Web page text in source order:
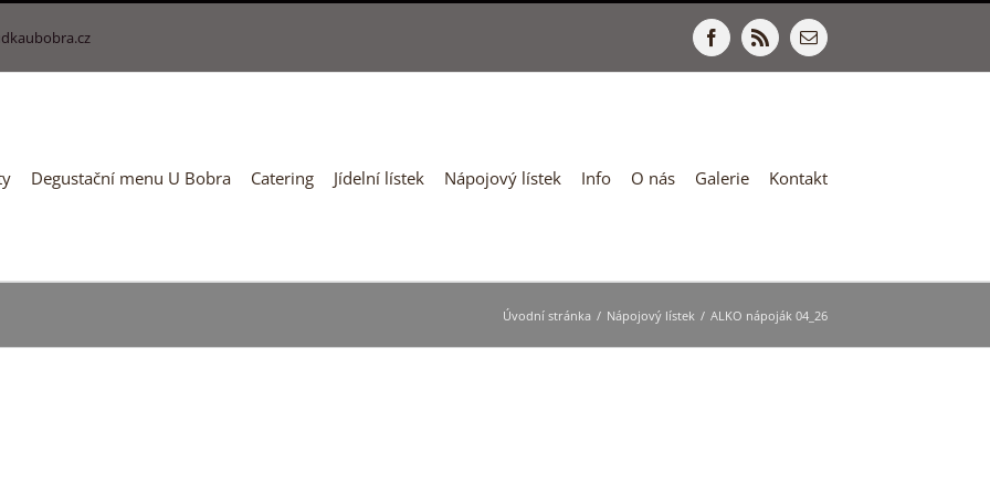
Facebook
Rss
E-
mail
Degustační menu U Bobra Catering Jídelní lístek Nápojový lístek Info O nás Galerie Kontakt
Úvodní stránka / Nápojový lístek / ALKO nápoják 04_26